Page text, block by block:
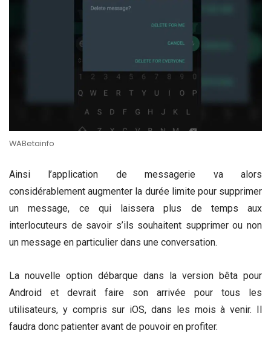
WABetainfo
Ainsi l’application de messagerie va alors
considérablement augmenter la durée limite pour supprimer
un message, ce qui laissera plus de temps aux
interlocuteurs de savoir s’ils souhaitent supprimer ou non
un message en particulier dans une conversation.
La nouvelle option débarque dans la version bêta pour
Android et devrait faire son arrivée pour tous les
utilisateurs, y compris sur iOS, dans les mois à venir. Il
faudra donc patienter avant de pouvoir en profiter.